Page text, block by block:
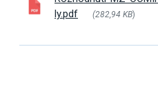
ly.pdf
(282,94 KB)